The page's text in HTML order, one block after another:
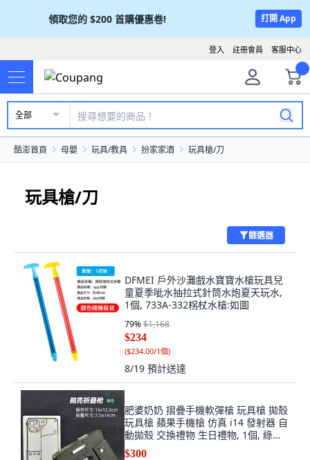
領取您的 $200 首購優惠卷! 打開 App
客服中心
註冊會員
登入
全部
酷澎首頁 母嬰 玩具/教具 扮家家酒 玩具槍/刀
玩具槍/刀
篩選器
DFMEI 戶外沙灘戲水寶寶水槍玩具兒
童夏季呲水抽拉式針筒水炮夏天玩水,
1個, 733A-332柺杖水槍:如圖
79%$1,168
$234
($234.00/1個)
8/19 預計送達
肥婆奶奶 摺疊手機軟彈槍 玩具槍 拋殼
玩具槍 蘋果手機槍 仿真 i14 發射器 自
動拋殼 交換禮物 生日禮物, 1個, 綠色
(附彈殼4個+彈頭12個)
$300